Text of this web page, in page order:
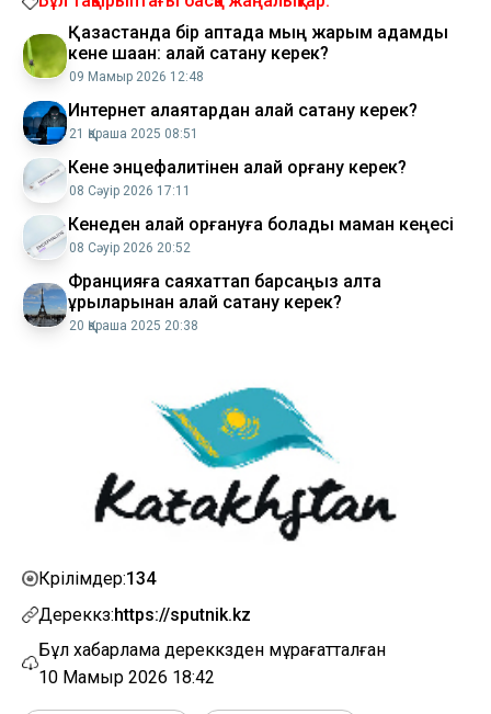
Қазақстанда бір аптада мың жарым адамды
кене шаққан: қалай сақтану керек?
09 Мамыр 2026 12:48
Интернет алаяқтардан қалай сақтану керек?
21 Қараша 2025 08:51
Кене энцефалитінен қалай қорғану керек?
08 Сәуір 2026 17:11
Кенеден қалай қорғануға болады маман кеңесі
08 Сәуір 2026 20:52
Францияға саяхаттап барсаңыз қалта
ұрыларынан қалай сақтану керек?
20 Қараша 2025 20:38
Көрілімдер:134
Дереккөз:https://sputnik.kz
Бұл хабарлама дереккөзден мұрағатталған
10 Мамыр 2026 18:42